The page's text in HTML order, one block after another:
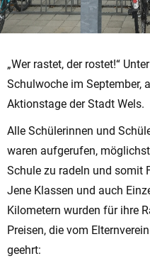
„Wer rastet, der rostet!“
Schulwoche im September,
Aktionstage der Stadt Wels.
Alle Schülerinnen und
waren aufgerufen,
Schule zu radeln und somit
Jene Klassen und auch
Kilometern wurden für ihre
Preisen, die vom
geehrt: